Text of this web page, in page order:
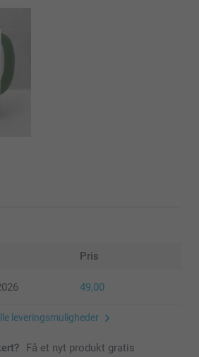
Pris
49,00
leveringsmuligheder
Få et nyt produkt gratis